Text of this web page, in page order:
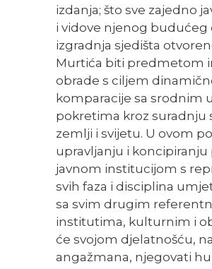
izdanja; što sve zajedno
i vidove njenog budućeg
izgradnja sjedišta
Murtića biti predmetom
obrade s ciljem
komparacije sa srodnim
pokretima kroz suradnju
zemlji i svijetu. U ovom
upravljanju i
javnom institucijom s
svih faza i disciplina
sa svim drugim
institutima, kulturnim i
će svojom djelatnošću,
angažmana, njegovati